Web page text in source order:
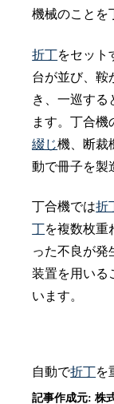
機械のことを
折丁をセット
台が並び、鞍
き、一巡する
ます。丁合機
綴じ機、断裁
動で冊子を製
丁合機では折
丁を複数枚重
った不良が発
装置を用いる
います。
自動で折丁を